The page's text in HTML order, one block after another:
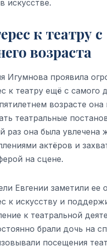
искусстве.
к театру с
возраста
Игумнова проявила
к театру ещё с самого
возрасте она
театральные
раз она была увлечена
актёров и
на сцене.
Евгении заметили ее
к искусству и
к театральной
брали дочь на
посещения